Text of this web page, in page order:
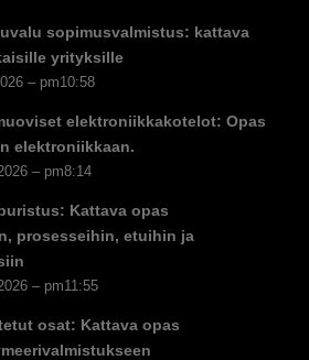
sopimusvalmistus: kattava
yrityksille
– pm10:58
elektroniikkakotelot: Opas
elektroniikkaan.
– pm8:14
Kattava opas
prosesseihin, etuihin ja
– pm11:55
osat: Kattava opas